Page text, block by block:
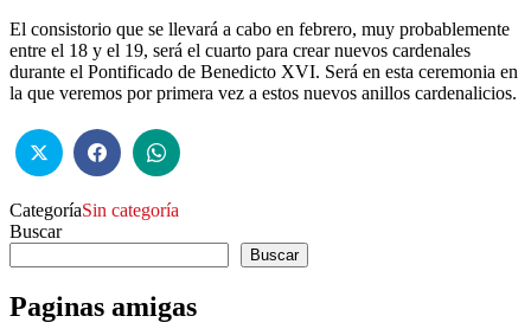
El consistorio que se llevará a cabo en febrero, muy probablemente
entre el 18 y el 19, será el cuarto para crear nuevos cardenales
durante el Pontificado de Benedicto XVI. Será en esta ceremonia en
la que veremos por primera vez a estos nuevos anillos cardenalicios.
CategoríaSin categoría
Buscar
Buscar
Paginas amigas